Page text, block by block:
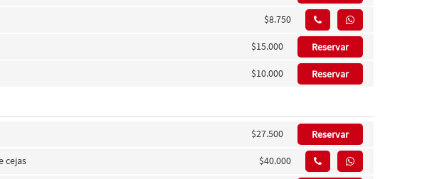
$8.750
$15.000 Reservar
$10.000 Reservar
$27.500 Reservar
cejas $40.000